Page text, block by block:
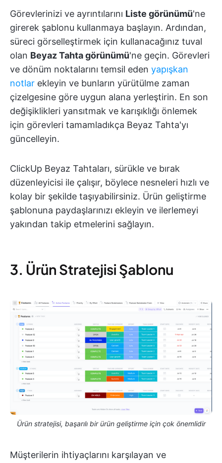
Görevlerinizi ve ayrıntılarını Liste görünümü'ne
girerek şablonu kullanmaya başlayın. Ardından,
süreci görselleştirmek için kullanacağınız tuval
olan Beyaz Tahta görünümü'ne geçin. Görevleri
ve dönüm noktalarını temsil eden yapışkan
notlar ekleyin ve bunların yürütülme zaman
çizelgesine göre uygun alana yerleştirin. En son
değişiklikleri yansıtmak ve karışıklığı önlemek
için görevleri tamamladıkça Beyaz Tahta'yı
güncelleyin.
ClickUp Beyaz Tahtaları, sürükle ve bırak
düzenleyicisi ile çalışır, böylece nesneleri hızlı ve
kolay bir şekilde taşıyabilirsiniz. Ürün geliştirme
şablonuna paydaşlarınızı ekleyin ve ilerlemeyi
yakından takip etmelerini sağlayın.
3. Ürün Stratejisi Şablonu
Ürün stratejisi, başarılı bir ürün geliştirme için çok önemlidir
Müşterilerin ihtiyaçlarını karşılayan ve